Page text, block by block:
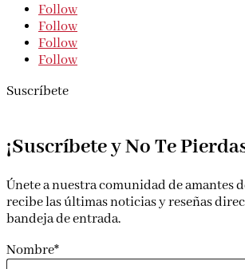
Follow
Follow
Follow
Follow
Suscríbete
¡Suscríbete y No Te
Únete a nuestra comunidad de amantes
recibe las últimas noticias y reseñas
bandeja de entrada.
Nombre*